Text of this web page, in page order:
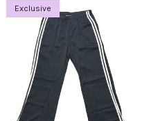
Exclusive